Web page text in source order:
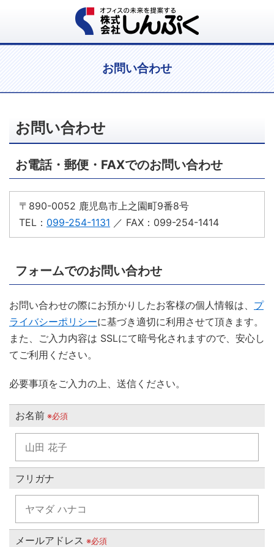
お問い合わせ
お問い合わせ
お電話・郵便・FAXでのお問い合わせ
〒890-0052 鹿児島市上之園町9番8号
TEL： 099-254-1131 ／ FAX：099-254-1414
フォームでのお問い合わせ
お問い合わせの際にお預かりしたお客様の個人情報は、 プ
ライバシーポリシーに基づき適切に利用させて頂きます。
また、ご入力内容は SSLにて暗号化されますので、安心し
てご利用ください。
必要事項をご入力の上、送信ください。
お名前 ※必須
フリガナ
メールアドレス ※必須